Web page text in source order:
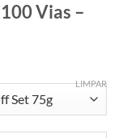
Vias –
LIMPAR